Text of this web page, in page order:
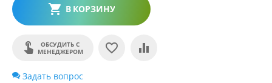
В КОРЗИНУ
ОБСУДИТЬ С
МЕНЕДЖЕРОМ
Задать вопрос